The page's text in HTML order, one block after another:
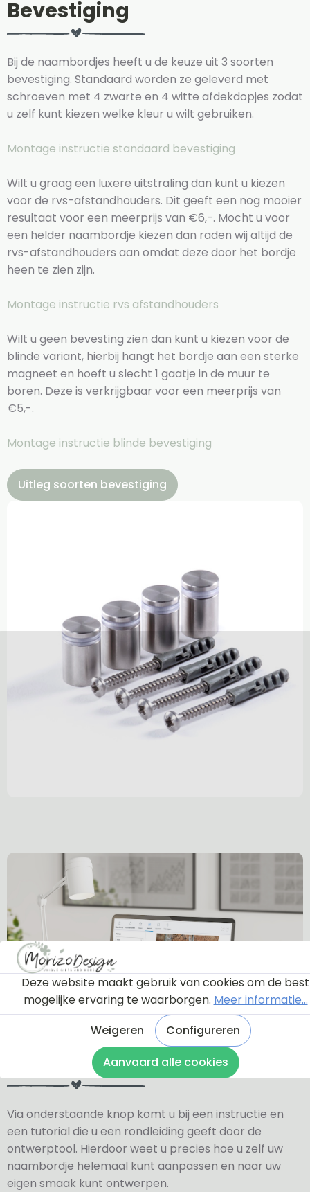
Bevestiging
Bij de naambordjes heeft u de keuze uit 3 soorten
bevestiging. Standaard worden ze geleverd met
schroeven met 4 zwarte en 4 witte afdekdopjes zodat
u zelf kunt kiezen welke kleur u wilt gebruiken.
Montage instructie standaard bevestiging
Wilt u graag een luxere uitstraling dan kunt u kiezen
voor de rvs-afstandhouders. Dit geeft een nog mooier
resultaat voor een meerprijs van €6,-. Mocht u voor
een helder naambordje kiezen dan raden wij altijd de
rvs-afstandhouders aan omdat deze door het bordje
heen te zien zijn.
Montage instructie rvs afstandhouders
Wilt u geen bevesting zien dan kunt u kiezen voor de
blinde variant, hierbij hangt het bordje aan een sterke
magneet en hoeft u slecht 1 gaatje in de muur te
boren. Deze is verkrijgbaar voor een meerprijs van
€5,-.
Montage instructie blinde bevestiging
Uitleg soorten bevestiging
Ontwerptool
Via onderstaande knop komt u bij een instructie en
een tutorial die u een rondleiding geeft door de
ontwerptool. Hierdoor weet u precies hoe u zelf uw
naambordje helemaal kunt aanpassen en naar uw
eigen smaak kunt ontwerpen.
Deze website maakt gebruik van cookies om de best
mogelijke ervaring te waarborgen. Meer informatie...
Weigeren
Configureren
Aanvaard alle cookies